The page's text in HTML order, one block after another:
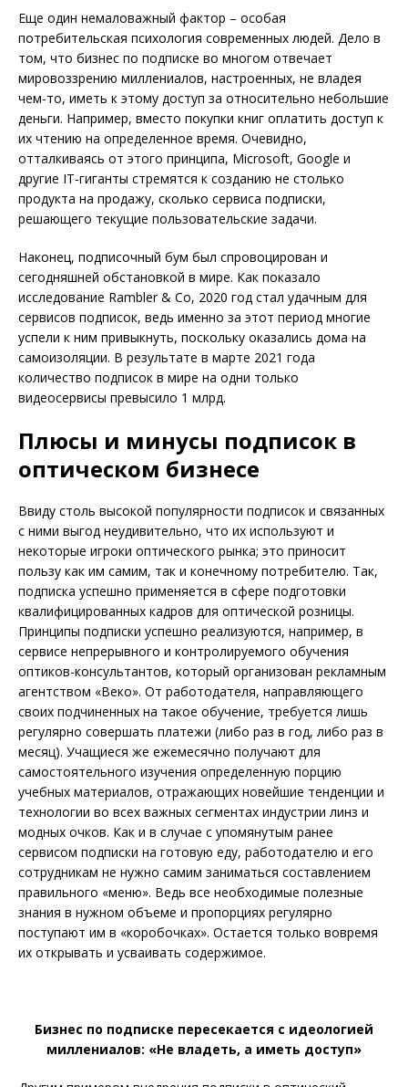
Еще один немаловажный фактор – особая
потребительская психология современных людей. Дело в
том, что бизнес по подписке во многом отвечает
мировоззрению миллениалов, настроенных, не владея
чем-то, иметь к этому доступ за относительно небольшие
деньги. Например, вместо покупки книг оплатить доступ к
их чтению на определенное время. Очевидно,
отталкиваясь от этого принципа, Microsoft, Google и
другие IT-гиганты стремятся к созданию не столько
продукта на продажу, сколько сервиса подписки,
решающего текущие пользовательские задачи.
Наконец, подписочный бум был спровоцирован и
сегодняшней обстановкой в мире. Как показало
исследование Rambler & Co, 2020 год стал удачным для
сервисов подписок, ведь именно за этот период многие
успели к ним привыкнуть, поскольку оказались дома на
самоизоляции. В результате в марте 2021 года
количество подписок в мире на одни только
видеосервисы превысило 1 млрд.
Плюсы и минусы подписок в
оптическом бизнесе
Ввиду столь высокой популярности подписок и связанных
с ними выгод неудивительно, что их используют и
некоторые игроки оптического рынка; это приносит
пользу как им самим, так и конечному потребителю. Так,
подписка успешно применяется в сфере подготовки
квалифицированных кадров для оптической розницы.
Принципы подписки успешно реа­лизуются, например, в
сервисе непрерывного и контролируемого обучения
оптиков-консультантов, который организован рекламным
агентством «Веко». От работодателя, направляющего
своих подчиненных на такое обучение, требуется лишь
регулярно совершать платежи (либо раз в год, либо раз в
месяц). Учащиеся же ежемесячно получают для
самостоятельного изучения определенную порцию
учебных материалов, отражающих новейшие тенденции и
технологии во всех важных сегментах индустрии линз и
модных очков. Как и в случае с упомянутым ранее
сервисом подписки на готовую еду, работодателю и его
сотрудникам не нужно самим заниматься составлением
правильного «меню». Ведь все необходимые полезные
знания в нужном объеме и пропорциях регулярно
поступают им в «коробочках». Остается только вовремя
их открывать и усваивать содержимое.
Бизнес по подписке пересекается с идеологией
миллениалов: «Не владеть, а иметь доступ»